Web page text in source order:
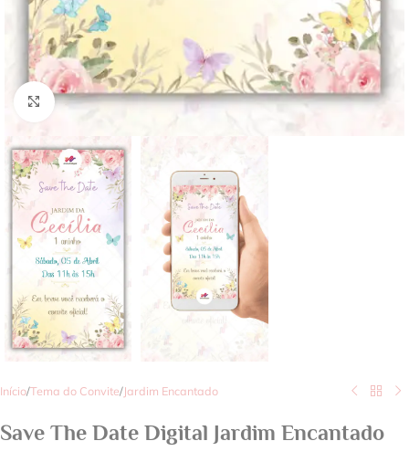
Clique para ampliar
Início/Tema do Convite/Jardim Encantado
Save The Date Digital Jardim Encantado